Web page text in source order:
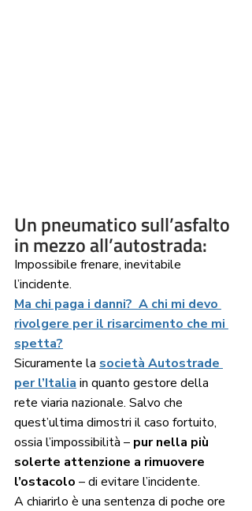
Un pneumatico sull’asfalto
in mezzo all’autostrada:
Impossibile frenare, inevitabile
l’incidente.
Ma chi paga i danni?  A chi mi devo
rivolgere per il risarcimento che mi
spetta?
Sicuramente la società Autostrade
per l’Italia in quanto gestore della
rete viaria nazionale. Salvo che
quest’ultima dimostri il caso fortuito,
ossia l’impossibilità – pur nella più
solerte attenzione a rimuovere
l’ostacolo – di evitare l’incidente.
A chiarirlo è una sentenza di poche ore